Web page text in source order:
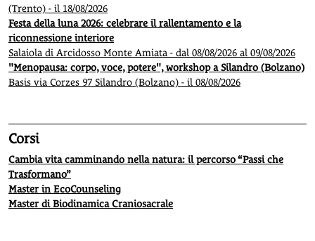
(Trento) - il 18/08/2026
Festa della luna 2026: celebrare il rallentamento e la
riconnessione interiore
Salaiola di Arcidosso Monte Amiata - dal 08/08/2026 al 09/08/2026
"Menopausa: corpo, voce, potere", workshop a Silandro (Bolzano)
Basis via Corzes 97 Silandro (Bolzano) - il 08/08/2026
Corsi
Cambia vita camminando nella natura: il percorso “Passi che
Trasformano”
Master in EcoCounseling
Master di Biodinamica Craniosacrale